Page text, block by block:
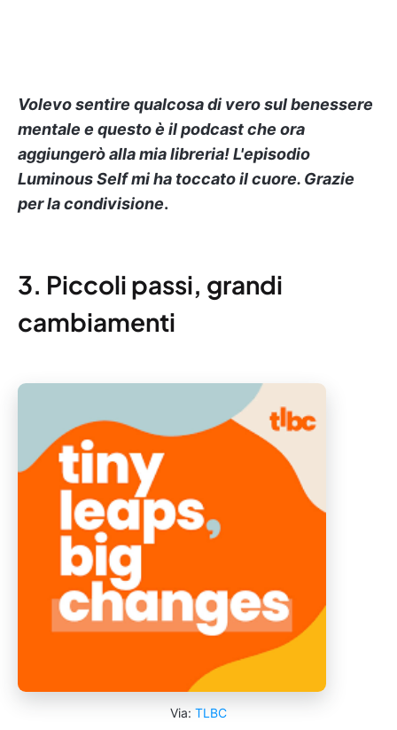
Volevo sentire qualcosa di vero sul benessere
mentale e questo è il podcast che ora
aggiungerò alla mia libreria! L'episodio
Luminous Self mi ha toccato il cuore. Grazie
per la condivisione.
3. Piccoli passi, grandi
cambiamenti
Via: TLBC